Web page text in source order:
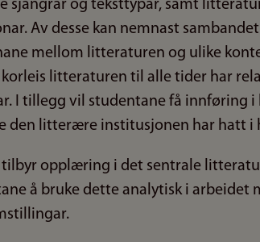
sjangrar og teksttypar, samt
Av desse kan nemnast
mellom litteraturen og ulike
litteraturen til alle tider har
I tillegg vil studentane få
den litterære institusjonen har hatt i
opplæring i det sentrale
å bruke dette analytisk i